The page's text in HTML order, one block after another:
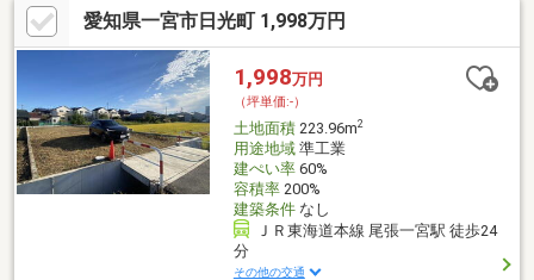
に、リラックスできるオシャレで落ち着きのある空間。キッズス
ペースも完備。 ご家族そろってお越しくださいませ。お問い合わ
せお待ちしております！■■■ご内覧・ご来店 ご希望のお客様へ
■■■ご希望のお日にちをお気軽にご連絡下さい♪お問い合わせお待
ちしております！
愛知県一宮市日光町 1,998万円
1,998万円
（坪単価:-）
土地面積223.96m2
用途地域準工業
建ぺい率60%
容積率200%
建築条件なし
ＪＲ東海道本線 尾張一宮駅 徒歩24
分
その他の交通